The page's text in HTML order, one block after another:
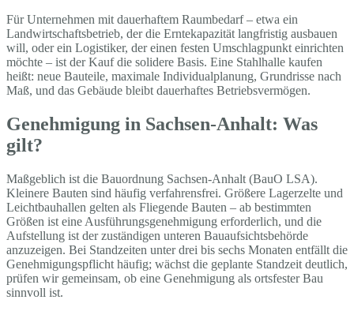
Für Unternehmen mit dauerhaftem Raumbedarf – etwa ein
Landwirtschaftsbetrieb, der die Erntekapazität langfristig ausbauen
will, oder ein Logistiker, der einen festen Umschlagpunkt einrichten
möchte – ist der Kauf die solidere Basis. Eine Stahlhalle kaufen
heißt: neue Bauteile, maximale Individualplanung, Grundrisse nach
Maß, und das Gebäude bleibt dauerhaftes Betriebsvermögen.
Genehmigung in Sachsen-Anhalt: Was
gilt?
Maßgeblich ist die Bauordnung Sachsen-Anhalt (BauO LSA).
Kleinere Bauten sind häufig verfahrensfrei. Größere Lagerzelte und
Leichtbauhallen gelten als Fliegende Bauten – ab bestimmten
Größen ist eine Ausführungsgenehmigung erforderlich, und die
Aufstellung ist der zuständigen unteren Bauaufsichtsbehörde
anzuzeigen. Bei Standzeiten unter drei bis sechs Monaten entfällt die
Genehmigungspflicht häufig; wächst die geplante Standzeit deutlich,
prüfen wir gemeinsam, ob eine Genehmigung als ortsfester Bau
sinnvoll ist.